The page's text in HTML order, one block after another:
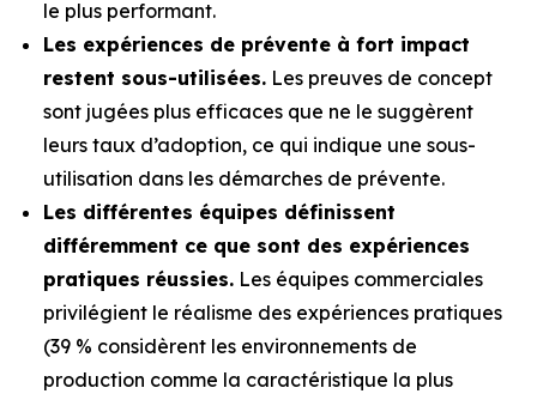
le plus performant.
Les expériences de prévente à fort impact
restent sous-utilisées. Les preuves de concept
sont jugées plus efficaces que ne le suggèrent
leurs taux d’adoption, ce qui indique une sous-
utilisation dans les démarches de prévente.
Les différentes équipes définissent
différemment ce que sont des expériences
pratiques réussies. Les équipes commerciales
privilégient le réalisme des expériences pratiques
(39 % considèrent les environnements de
production comme la caractéristique la plus